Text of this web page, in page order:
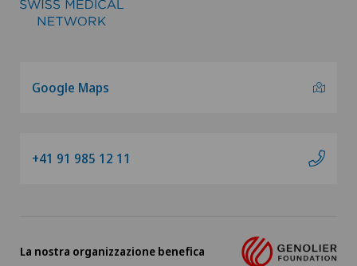
Google Maps
+41 91 985 12 11
La nostra organizzazione benefica